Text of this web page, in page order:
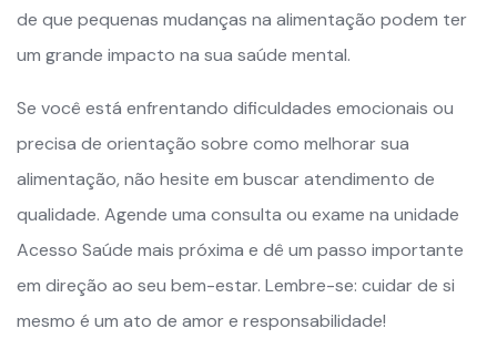
de que pequenas mudanças na alimentação podem ter
um grande impacto na sua saúde mental.
Se você está enfrentando dificuldades emocionais ou
precisa de orientação sobre como melhorar sua
alimentação, não hesite em buscar atendimento de
qualidade. Agende uma consulta ou exame na unidade
Acesso Saúde mais próxima e dê um passo importante
em direção ao seu bem-estar. Lembre-se: cuidar de si
mesmo é um ato de amor e responsabilidade!